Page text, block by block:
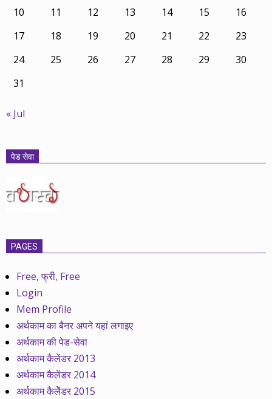
10
11 12 13 14 15
16
17
18 19 20 21 22
23
24
25 26 27 28 29
30
31
« Jul
पेड सेवा
PAGES
Free, फ्री, Free
Login
Mem Profile
अर्थकाम का बैनर अपने यहां लगाइए
अर्थकाम की पेड-सेवा
अर्थकाम कैलेंडर 2013
अर्थकाम कैलेंडर 2014
अर्थकाम कैलेेंडर 2015